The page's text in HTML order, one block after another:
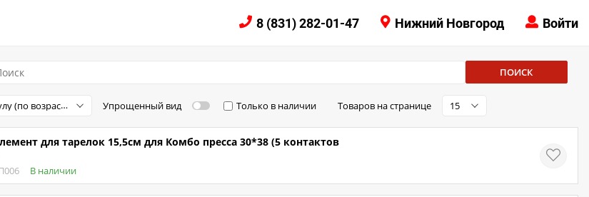
КОНТАКТЫ
8 (831) 282-01-47 Нижний Новгород Войти
ПОИСК
По артикулу (по возрастанию) Упрощенный вид Только в наличии Товаров на странице 15
для тарелок 15,5см для Комбо пресса 30*38 (5 контактов
В наличии